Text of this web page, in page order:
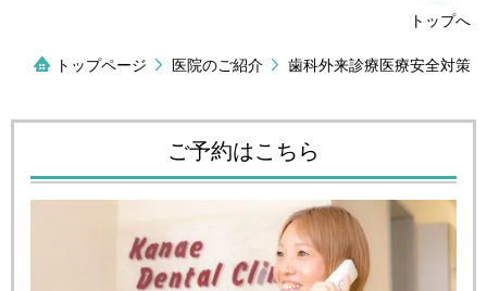
トップへ
トップページ 医院のご紹介 歯科外来診療医療安全対策
ご予約はこちら